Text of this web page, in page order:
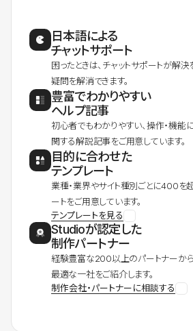
日本語による
チャットサポート
困ったときは、チャットサポートが解
疑問を解消できます。
豊富でわかりやすい
ヘルプ記事
初心者でもわかりやすい、操作・機能
関する解説記事をご用意しています。
目的に合わせた
テンプレート
業種・業界やサイト種別ごとに400を
ートをご用意しています。
テンプレートを見る
Studioが認定した
制作パートナー
経験豊富な200以上のパートナーから
最適な一社をご紹介します。
制作会社・パートナーに相談する